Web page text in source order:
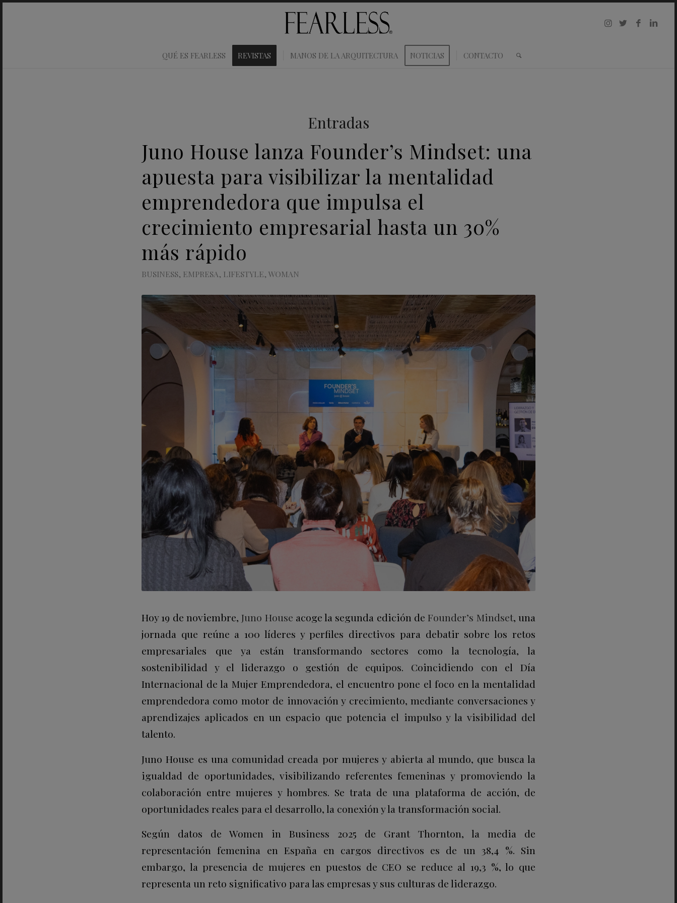
QUÉ ES FEARLESS REVISTAS MANOS DE LA ARQUITECTURA NOTICIAS CONTACTO
Entradas
Juno House lanza Founder’s Mindset: una
apuesta para visibilizar la mentalidad
emprendedora que impulsa el
crecimiento empresarial hasta un 30%
más rápido
BUSINESS, EMPRESA, LIFESTYLE, WOMAN
Hoy 19 de noviembre, Juno House acoge la segunda edición deFounder’s Mindset, una
jornada que reúne a 100 líderes y perfiles directivos para debatir sobre los retos
empresariales que ya están transformando sectores como la tecnología, la
sostenibilidad y el liderazgo o gestión de equipos. Coincidiendo con el Día
Internacional de la Mujer Emprendedora, el encuentro pone el foco en la mentalidad
emprendedora como motor de innovación y crecimiento, mediante conversaciones y
aprendizajes aplicados en un espacio que potencia el impulso y la visibilidad del
talento.
Juno House es una comunidad creada por mujeres y abierta al mundo, que busca la
igualdad de oportunidades, visibilizando referentes femeninas y promoviendo la
colaboración entre mujeres y hombres. Se trata de una plataforma de acción, de
oportunidades reales para el desarrollo, la conexión y la transformación social.
Según datos de Women in Business 2025 de Grant Thornton, la media de
representación femenina en España en cargos directivos es de un38,4 %. Sin
embargo, la presencia de mujeres en puestos de CEO se reduce al 19,3 %, lo que
representa un reto significativo para las empresas y sus culturas de liderazgo.